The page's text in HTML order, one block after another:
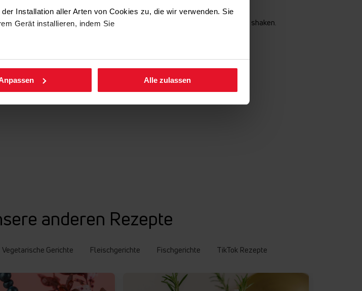
Installation aller Arten von Cookies zu, die wir verwenden. Sie
Gerät installieren, indem Sie
Sie die Cookie-Richtlinie .aufrufen.
Alle zulassen
Handvoll Eiswürfel geben.
Zitronen- und Granatapfelsaft hinzufügen und alles kräftig 20 Sekunden shaken.
anderen Rezepte
Vegetarische Gerichte Fleischgerichte Fischgerichte TikTok Rezepte